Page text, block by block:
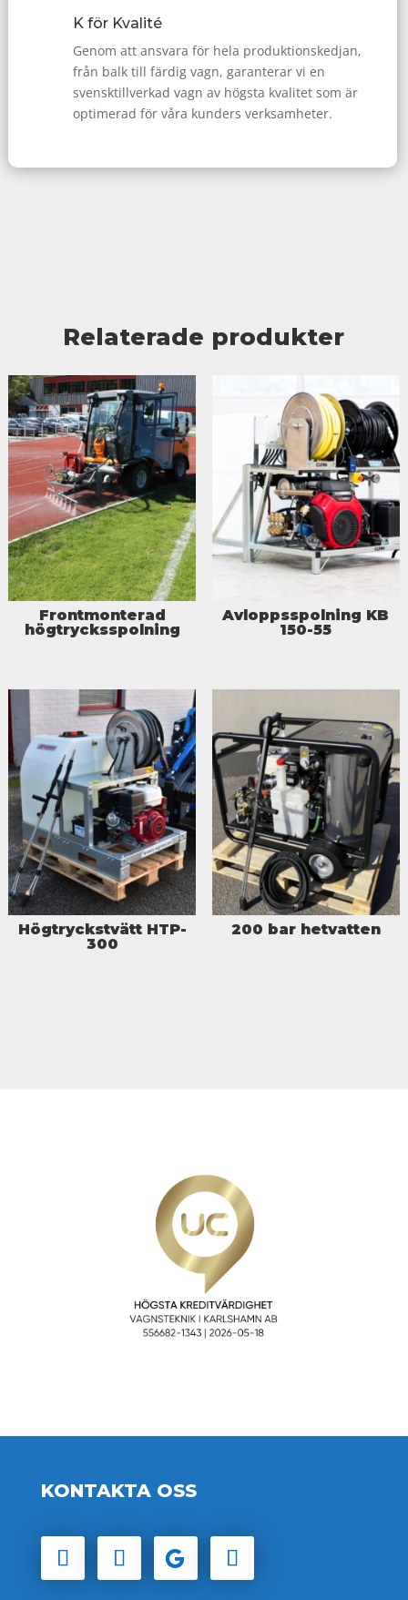
K för Kvalité
Genom att ansvara för hela produktionskedjan,
från balk till färdig vagn, garanterar vi en
svensktillverkad vagn av högsta kvalitet som är
optimerad för våra kunders verksamheter.
Relaterade produkter
Frontmonterad
högtrycksspolning
Avloppsspolning KB
150-55
Högtryckstvätt HTP-
300
200 bar hetvatten
KONTAKTA OSS